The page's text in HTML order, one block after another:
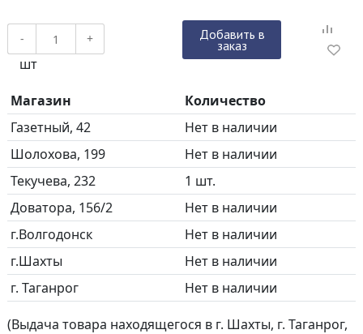
- +
шт
Добавить в
заказ
Магазин
Количество
Газетный, 42
Нет в наличии
Шолохова, 199
Нет в наличии
Текучева, 232
1 шт.
Доватора, 156/2
Нет в наличии
г.Волгодонск
Нет в наличии
г.Шахты
Нет в наличии
г. Таганрог
Нет в наличии
(Выдача товара находящегося в г. Шахты, г. Таганрог,